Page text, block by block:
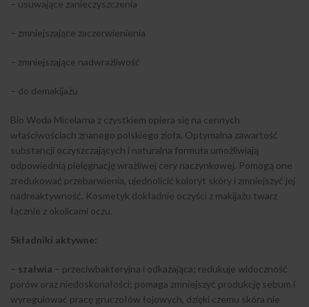
– usuwające zanieczyszczenia
– zmniejszające zaczerwienienia
– zmniejszające nadwrażliwość
– do demakijażu
Bio Woda Micelarna z czystkiem opiera się na cennych
właściwościach znanego polskiego zioła. Optymalna zawartość
substancji oczyszczających i naturalna formuła umożliwiają
odpowiednią pielęgnację wrażliwej cery naczynkowej. Pomogą one
zredukować przebarwienia, ujednolicić koloryt skóry i zmniejszyć jej
nadreaktywność. Kosmetyk dokładnie oczyści z makijażu twarz
łącznie z okolicami oczu.
Składniki aktywne:
– szałwia – przeciwbakteryjna i odkażająca; redukuje widoczność
porów oraz niedoskonałości; pomaga zmniejszyć produkcję sebum i
wyregulować pracę gruczołów łojowych, dzięki czemu skóra nie